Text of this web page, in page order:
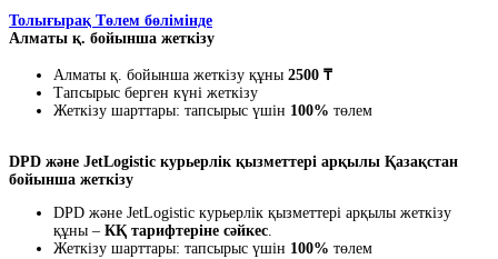
Толығырақ Төлем бөлімінде
Алматы қ. бойынша жеткізу
Алматы қ. бойынша жеткізу құны 2500 ₸
Тапсырыс берген күні жеткізу
Жеткізу шарттары: тапсырыс үшін 100% төлем
DPD және JetLogistic курьерлік қызметтері арқылы Қазақстан
бойынша жеткізу
DPD және JetLogistic курьерлік қызметтері арқылы жеткізу
құны – КҚ тарифтеріне сәйкес.
Жеткізу шарттары: тапсырыс үшін 100% төлем